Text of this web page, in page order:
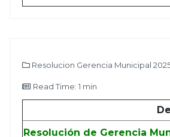
Resolucion Gerencia Municipal
Read Time: 1 min
Resolución de Gerencia